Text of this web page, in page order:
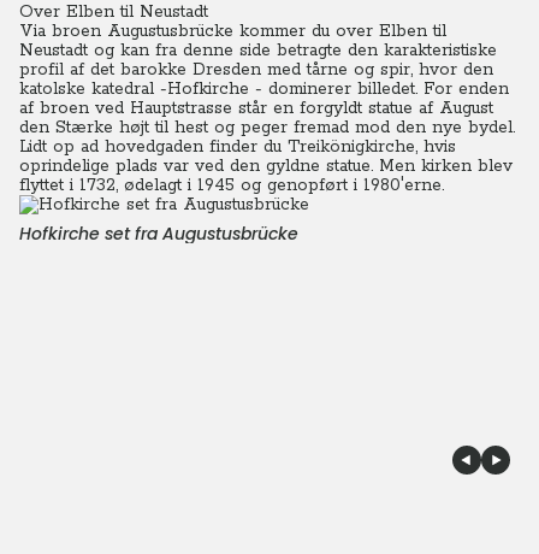
Over Elben til Neustadt
Via broen Augustusbrücke kommer du over Elben til
Neustadt og kan fra denne side betragte den karakteristiske
profil af det barokke Dresden med tårne og spir, hvor den
katolske katedral -Hofkirche - dominerer billedet. For enden
af broen ved Hauptstrasse står en forgyldt statue af August
den Stærke højt til hest og peger fremad mod den nye bydel.
Lidt op ad hovedgaden finder du Treikönigkirche, hvis
oprindelige plads var ved den gyldne statue. Men kirken blev
flyttet i 1732, ødelagt i 1945 og genopført i 1980'erne.
Hofkirche set fra Augustusbrücke